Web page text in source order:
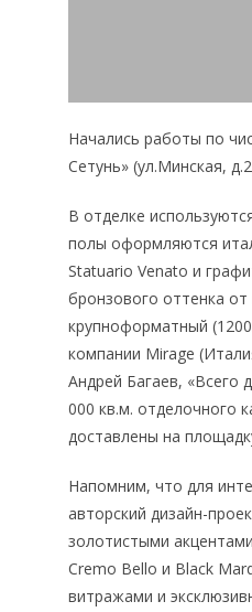
Начались работы по
Сетунь» (ул.Минская,
В отделке
полы оформляются
Statuario Venato и
бронзового оттенка от
крупноформатный
компании Mirage
Андрей Багаев, «Всего
000 кв.м. отделочного
доставлены на
Напомним, что для
авторский дизайн-
золотистыми
Cremo Bello и Black
витражами и